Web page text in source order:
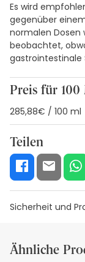
Es wird
gegenüber
normalen Dosen
beobachtet,
gastrointestinale
Preis für 100
285,88€ / 100 ml
Teilen
Sicherheit und
Visuelle
Ähnliche